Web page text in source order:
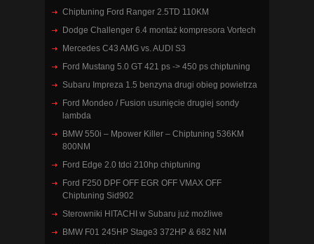
Chiptuning Ford Ranger 2.5TD 110KM
Dodge Challenger 6.4 montaż kompresora Vortech
Mercedes C43 AMG vs. AUDI S3
Ford Mustang 5.0 GT 421 ps -> 450 ps chiptuning
Subaru Impreza 1.5 benzyna drugi obieg powietrza
Ford Mondeo / Fusion usunięcie drugiej sondy
lambda
BMW 550i – Mpower Killer – Chiptuning 536KM
800NM
Ford Edge 2.0 tdci 210hp chiptuning
Ford F250 DPF OFF EGR OFF VMAX OFF
Chiptuning Sid902
Sterowniki HITACHI w Subaru już możliwe
BMW F01 245HP Stage3 372HP & 682 NM